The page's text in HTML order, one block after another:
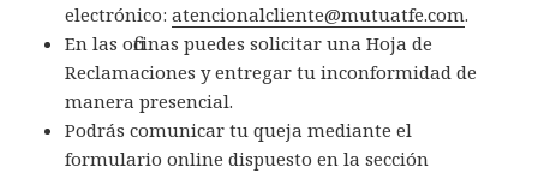
electrónico:atencionalcliente@mutuatfe.com.
En las oficinas puedes solicitar una Hoja de
Reclamaciones y entregar tu inconformidad de
manera presencial.
Podrás comunicar tu queja mediante el
formulario online dispuesto en la sección